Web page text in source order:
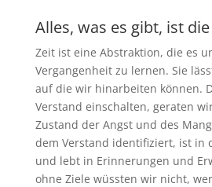
Alles, was es gibt, ist
Zeit ist eine Abstraktion, die es
Vergangenheit zu lernen. Sie
auf die wir hinarbeiten können.
Verstand einschalten, geraten
Zustand der Angst und des
dem Verstand identifiziert, ist in
und lebt in Erinnerungen und
ohne Ziele wüssten wir nicht,